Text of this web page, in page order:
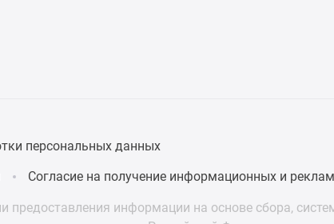
персональных данных
Согласие на получение информационных и
предоставления информации на основе сбора,